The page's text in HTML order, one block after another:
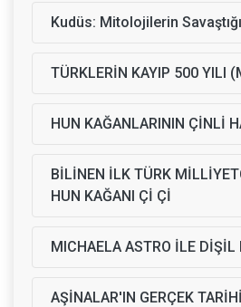
Kudüs: Mitolojilerin
TÜRKLERİN KAYIP 500 YILI
HUN KAĞANLARININ ÇİNLİ
BİLİNEN İLK TÜRK
HUN KAĞANI Çİ Çİ
MICHAELA ASTRO İLE DİŞİL
AŞİNALAR'IN GERÇEK TARİHİ